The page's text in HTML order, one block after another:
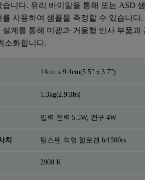
니다. 유리 바이알을 통해 또는 ASD
사용하여 샘플을 측정할 수 있습니다.
계를 통해 미광과 거울형 반사 부품과
소화합니다.
14cm x 9.4cm(5.5” x 3.7”)
1.3kg(2.91lbs)
입력 전력 5.5W, 전구 4W
치 텅스텐 석영 할로겐 b/1500rs
2900 K